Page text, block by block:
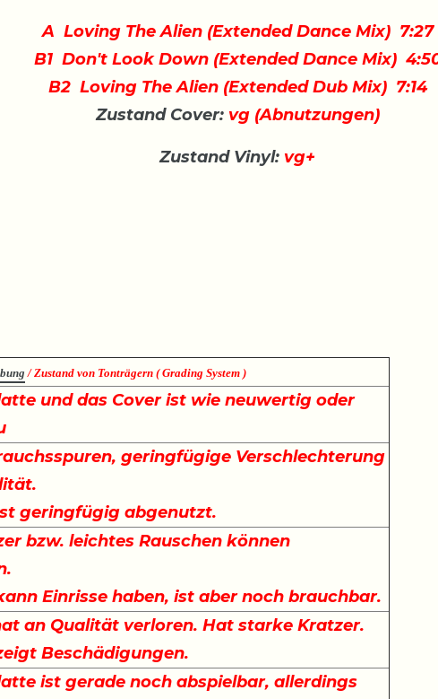
A Loving The Alien (Extended Dance Mix) 7:27
B1 Don't Look Down (Extended Dance Mix)
B2 Loving The Alien (Extended Dub Mix) 7:14
Zustand Cover:vg (Abnutzungen)
Zustand Vinyl: vg+
/ Zustand von Tonträgern ( Grading System )
und das Cover ist wie neuwertig oder
geringfügige Verschlechterung
geringfügig abgenutzt.
bzw. leichtes Rauschen können
Einrisse haben, ist aber noch brauchbar.
an Qualität verloren. Hat starke Kratzer.
Beschädigungen.
ist gerade noch abspielbar, allerdings